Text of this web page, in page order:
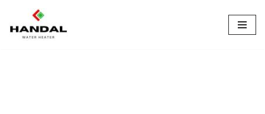
Lompat